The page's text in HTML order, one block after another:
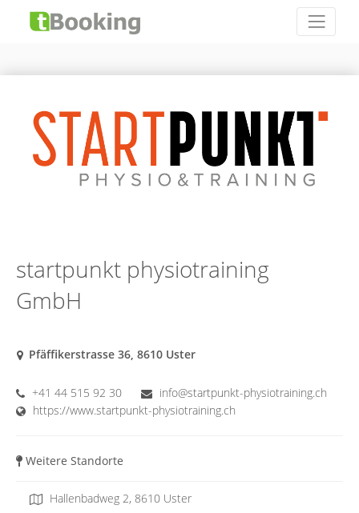
startpunkt physiotraining
GmbH
Pfäffikerstrasse 36, 8610 Uster
+41 44 515 92 30
info@startpunkt-physiotraining.ch
https://www.startpunkt-physiotraining.ch
Weitere Standorte
Hallenbadweg 2, 8610 Uster